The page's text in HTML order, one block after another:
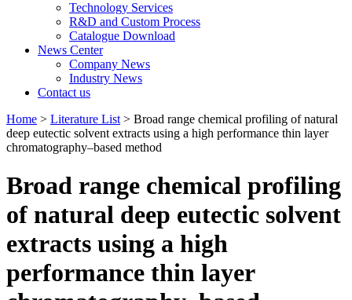
Technology Services
R&D and Custom Process
Catalogue Download
News Center
Company News
Industry News
Contact us
Home > Literature List > Broad range chemical profiling of natural
deep eutectic solvent extracts using a high performance thin layer
chromatography–based method
Broad range chemical profiling
of natural deep eutectic solvent
extracts using a high
performance thin layer